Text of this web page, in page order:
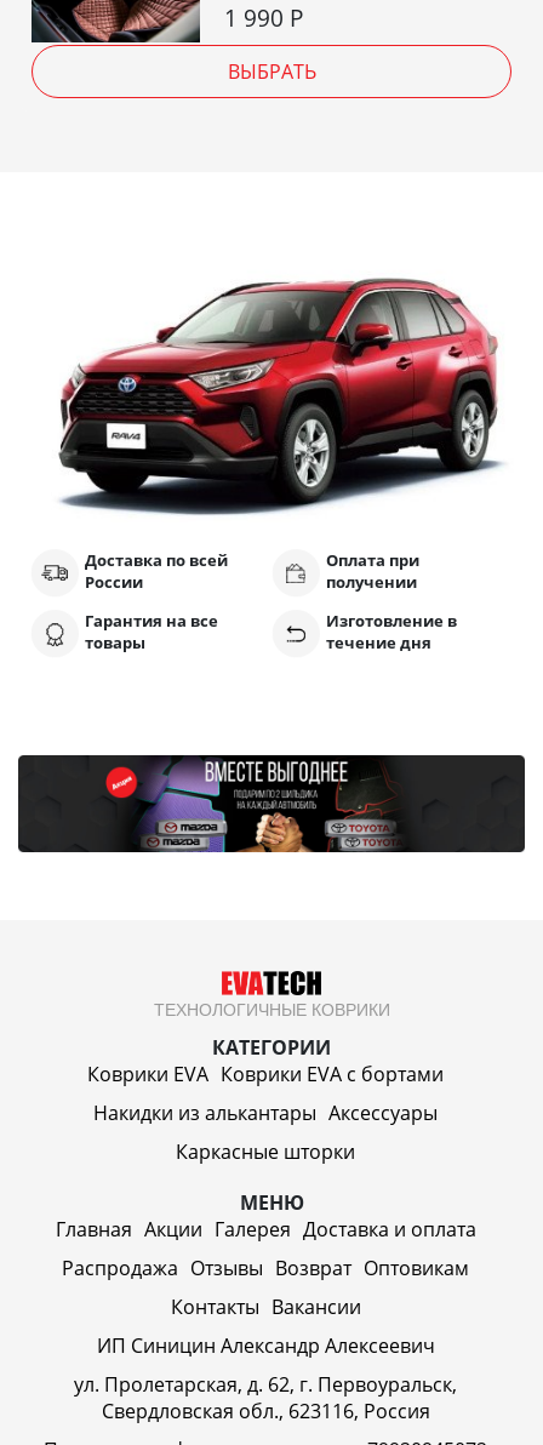
1 990 Р
ВЫБРАТЬ
Доставка по всей
России
Оплата при
получении
Гарантия на все
товары
Изготовление в
течение дня
ТЕХНОЛОГИЧНЫЕ КОВРИКИ
КАТЕГОРИИ
Коврики EVA Коврики EVA c бортами
Накидки из алькантары Аксессуары
Каркасные шторки
МЕНЮ
Главная Акции Галерея Доставка и оплата
Распродажа Отзывы Возврат Оптовикам
Контакты Вакансии
ИП Синицин Александр Алексеевич
ул. Пролетарская, д. 62, г. Первоуральск,
Свердловская обл., 623116, Россия